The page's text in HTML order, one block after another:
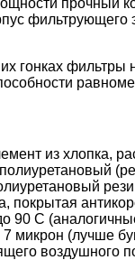
прочный
гонках
из хлопка,
полиуретановый
покрытая
90 С
7 микрон (лучше
воздушного